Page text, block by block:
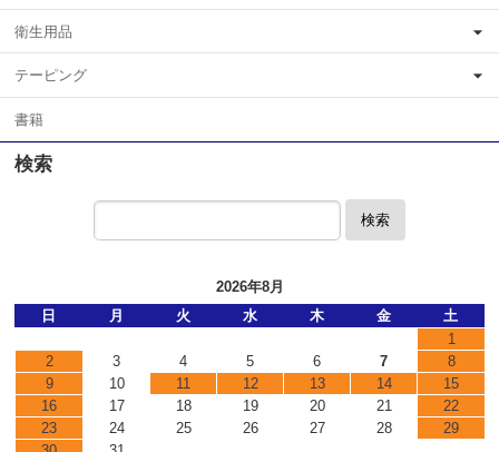
衛生用品
テーピング
書籍
検索
検索
2026年8月
日
月 火 水 木 金
土
1
2
3 4 5 6 7
8
9
10 11 12 13 14
15
16
17 18 19 20 21
22
23
24 25 26 27 28
29